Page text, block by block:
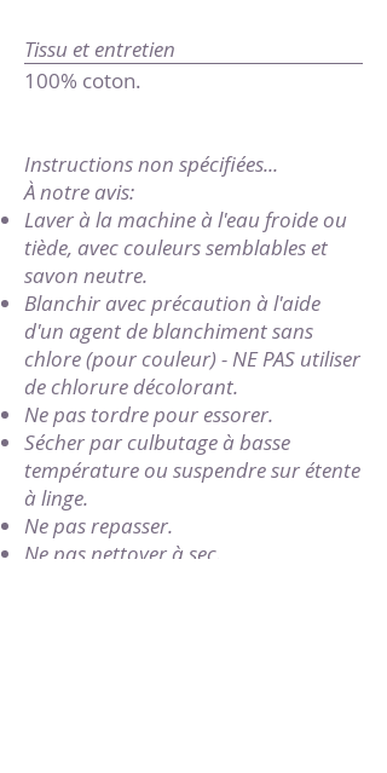
Tissu et entretien
100% coton.
Instructions non spécifiées...
À notre avis:
Laver à la machine à l'eau froide ou
tiède, avec couleurs semblables et
savon neutre.
Blanchir avec précaution à l'aide
d'un agent de blanchiment sans
chlore (pour couleur) - NE PAS utiliser
de chlorure décolorant.
Ne pas tordre pour essorer.
Sécher par culbutage à basse
température ou suspendre sur étente
à linge.
Ne pas repasser.
Ne pas nettoyer à sec.